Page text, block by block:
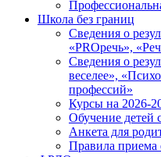
Школа без границ
Сведения о
«PROречь»,
Сведения о
веселее»,
профессий»
Курсы на 2026-
Обучение детей
Анкета для
Правила